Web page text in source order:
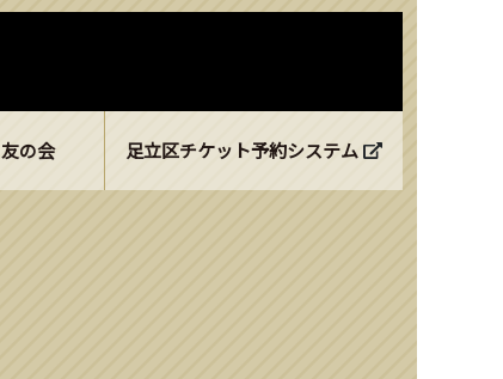
友の会 足立区チケット予約システム